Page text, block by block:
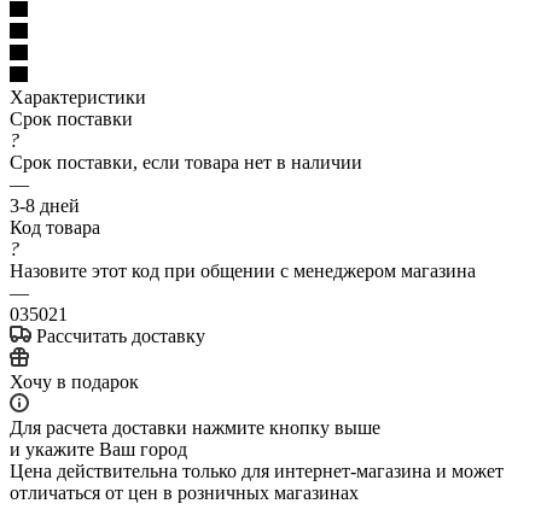
Характеристики
Срок поставки
?
Срок поставки, если товара нет в наличии
—
3-8 дней
Код товара
?
Назовите этот код при общении с менеджером магазина
—
035021
Рассчитать доставку
Хочу в подарок
Для расчета доставки нажмите кнопку выше
и укажите Ваш город
Цена действительна только для интернет-магазина и может
отличаться от цен в розничных магазинах